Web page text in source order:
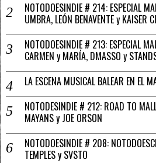
NOTODOESINDIE # 214: ESPECIAL
UMBRA, LEÓN BENAVENTE y KAISER
NOTODOESINDIE # 213: ESPECIAL
CARMEN y MARÍA, DMASSO y
LA ESCENA MUSICAL BALEAR EN EL
NOTODESINDIE # 212: ROAD TO
MAYANS y JOE ORSON
NOTODOESINDIE # 208:
TEMPLES y SVSTO